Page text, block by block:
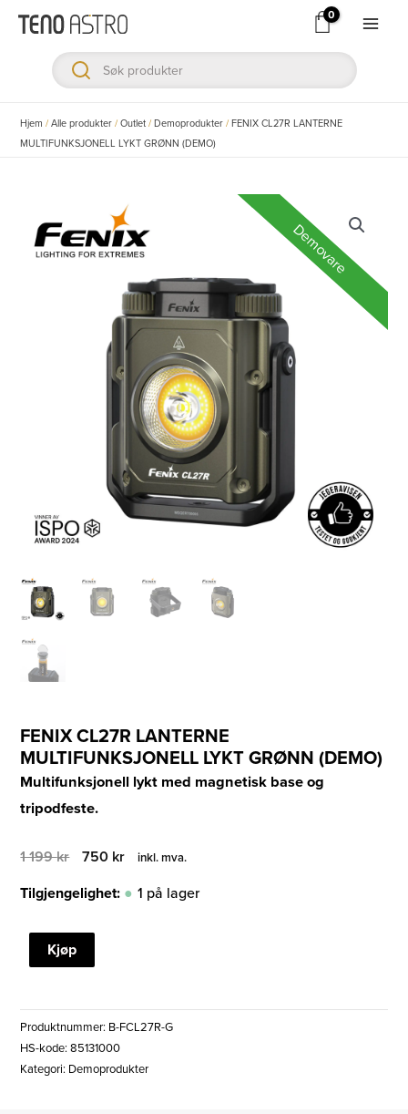
Hopp
innholdet
Hjem /Alle produkter /Outlet /Demoprodukter /FENIX CL27R LANTERNE
MULTIFUNKSJONELL LYKT GRØNN (DEMO)
Demovare
FENIX CL27R LANTERNE
MULTIFUNKSJONELL LYKT GRØNN (DEMO)
Multifunksjonell lykt med magnetisk base og
tripodfeste.
1 199kr
Opprinnelig
var:
1
750 kr
Nåværende
er:
750 kr.
inkl. mva.
Tilgjengelighet: 1 på lager
FENIX
CL27R
MULTIFUNKSJONELL
LYKT
GRØNN
(DEMO)
Kjøp
Produktnummer: B-FCL27R-G
HS-kode: 85131000
Kategori: Demoprodukter